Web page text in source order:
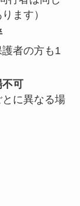
ます）
者の方も1
不可
に異なる場